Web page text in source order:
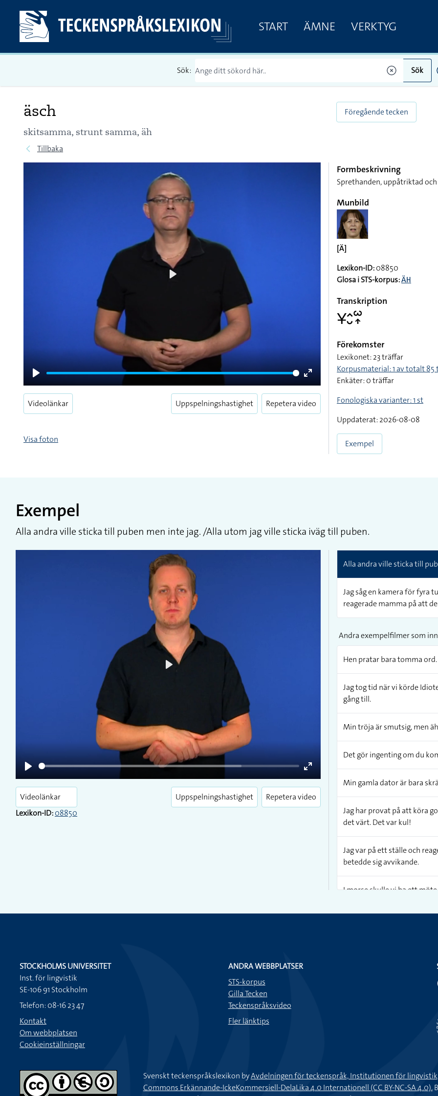
START ÄMNE VERKTYG
Sök: Sök
äsch
skitsamma, strunt samma, äh
Tillbaka
Föregående tecken
Play
Enter
fullscreen
Videolänkar Uppspelningshastighet Repetera video
Visa foton
Formbeskrivning
Sprethanden, uppåtriktad
Munbild
[Ä]
Lexikon-ID:08850
Glosa i STS-korpus:ÄH
Transkription
􌥃􌤵􌤷􌥱􌥾
Förekomster
Lexikonet: 23 träffar
Korpusmaterial: 1 av totalt 85
Enkäter: 0 träffar
Fonologiska varianter: 1 st
Uppdaterat: 2026-08-08
Exempel
Exempel
Alla andra ville sticka till puben men inte jag. /Alla utom jag ville sticka iväg till puben.
Play
Enter
fullscreen
Videolänkar
Lexikon-ID:08850
Uppspelningshastighet Repetera video
Alla andra ville sticka till
Jag såg en kamera för fyra
reagerade mamma på att
Andra exempelfilmer som
Hen pratar bara tomma ord.
Jag tog tid när vi körde
gång till.
Min tröja är smutsig, men
Det gör ingenting om du
Min gamla dator är bara
Jag har provat på att köra
det värt. Det var kul!
Jag var på ett ställe och
betedde sig avvikande.
I morse skulle vi ha ett
Jag har en orm hemma
Skärp dig nu! Sluta svamla
När jag kom till bilen hade
Jag var ute och körde och
chansade, körde om och
STOCKHOLMS UNIVERSITET
Inst. för lingvistik
SE-106 91 Stockholm
Telefon: 08-16 23 47
Kontakt
Om webbplatsen
Cookieinställningar
ANDRA WEBBPLATSER
STS-korpus
Gilla Tecken
Teckenspråksvideo
Fler länktips
Svenskt teckenspråkslexikon byAvdelningen för teckenspråk, Institutionen för
Commons Erkännande-IckeKommersiell-DelaLika 4.0 Internationell (CC BY-NC-SA 4.0).